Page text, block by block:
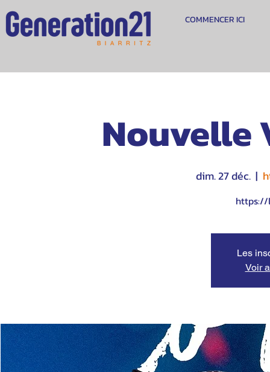
COMMENCER ICI
Nouvelle
dim. 27 déc.
  |
https://
Les
Voir